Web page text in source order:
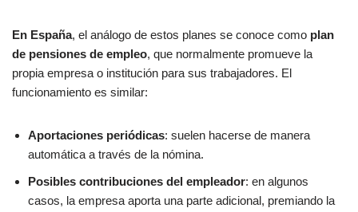
En España, el análogo de estos planes se conoce como plan
de pensiones de empleo, que normalmente promueve la
propia empresa o institución para sus trabajadores. El
funcionamiento es similar:
Aportaciones periódicas: suelen hacerse de manera
automática a través de la nómina.
Posibles contribuciones del empleador: en algunos
casos, la empresa aporta una parte adicional, premiando la